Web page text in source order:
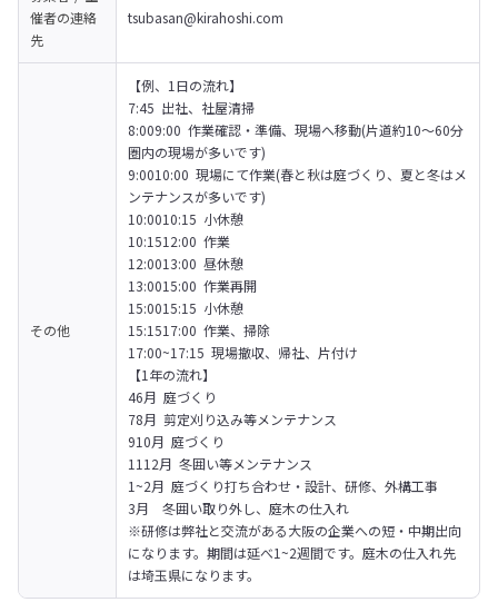
催者の連絡
先
tsubasan@kirahoshi.com
その他
【例、1日の流れ】
7:45 出社、社屋清掃
8:009:00 作業確認・準備、現場へ移動(片道約10～60分
圏内の現場が多いです)
9:0010:00 現場にて作業(春と秋は庭づくり、夏と冬はメ
ンテナンスが多いです)
10:0010:15 小休憩
10:1512:00 作業
12:0013:00 昼休憩
13:0015:00 作業再開
15:0015:15 小休憩
15:1517:00 作業、掃除
17:00~17:15 現場撤収、帰社、片付け
【1年の流れ】
46月 庭づくり
78月 剪定刈り込み等メンテナンス
910月 庭づくり
1112月 冬囲い等メンテナンス
1~2月 庭づくり打ち合わせ・設計、研修、外構工事
3月  冬囲い取り外し、庭木の仕入れ
※研修は弊社と交流がある大阪の企業への短・中期出向
になります。期間は延べ1~2週間です。庭木の仕入れ先
は埼玉県になります。